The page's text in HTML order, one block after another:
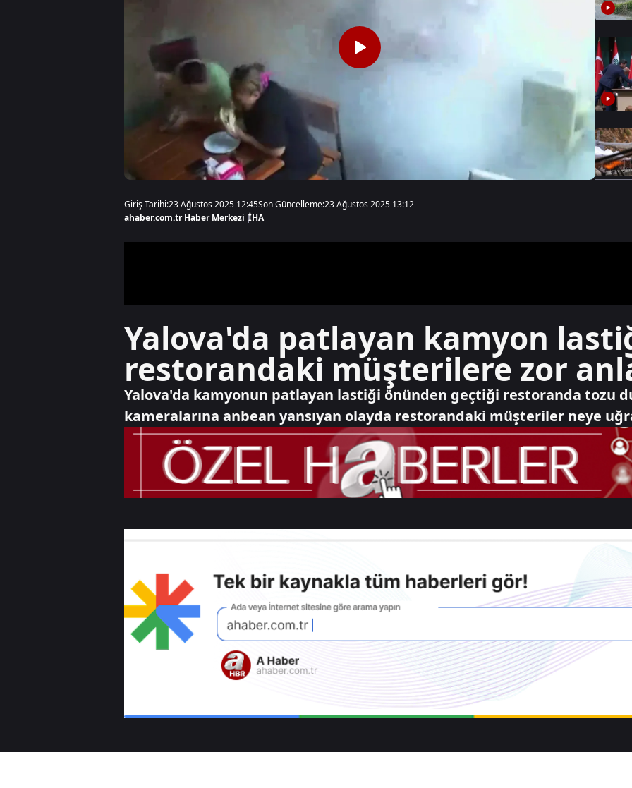
Giriş Tarihi:23 Ağustos 2025 12:45Son Güncelleme:23 Ağustos 2025 13:12
ahaber.com.tr Haber Merkezi |İHA
Yalova'da patlayan kamyon
restorandaki müşterilere zor
Yalova'da kamyonun patlayan lastiği önünden geçtiği restoranda tozu
kameralarına anbean yansıyan olayda restorandaki müşteriler neye